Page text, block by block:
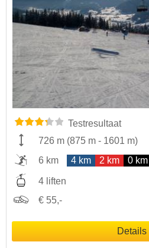
Testresultaat
726 m (875 m - 1601 m)
6 km
4 km 2 km 0 km
4 liften
€ 55,-
Details